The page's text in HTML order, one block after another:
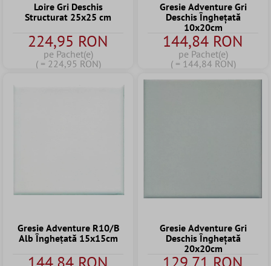
Loire Gri Deschis
Structurat 25x25 cm
224,95 RON
pe Pachet(e)
( = 224,95 RON)
Gresie Adventure Gri
Deschis Înghețată
10x20cm
144,84 RON
pe Pachet(e)
( = 144,84 RON)
Gresie Adventure R10/B
Alb Înghețată 15x15cm
Gresie Adventure Gri
Deschis Înghețată
20x20cm